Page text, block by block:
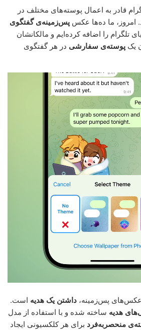
امروز، ما ده‌ها عکس پس‌زمینه‌ی گفتگوی
تلگرام را اضافه کرده‌ایم و مالکانشان
یک پوسته‌ی سفارشی در هر گفتگوی
عکس‌های پس‌زمینه، داشتن یک هدیه است.
هدیه ساخته شده و با استفاده از مدل
منحصربه‌فرد برای هر کلکسیونی ایجاد